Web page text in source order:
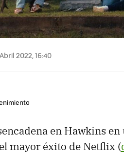
2022, 16:40
en Hawkins
mayor éxito de Netflix (